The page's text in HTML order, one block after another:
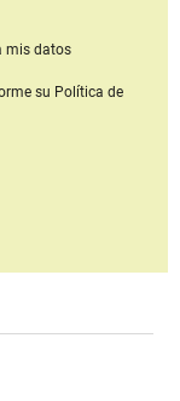
mis datos
su Política de